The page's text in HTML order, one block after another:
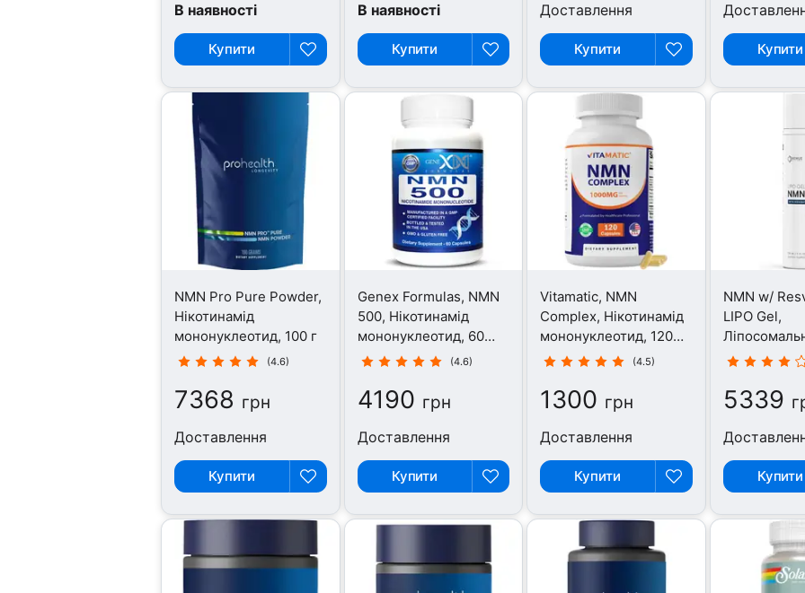
В наявності
Купити
В наявності
Купити
Доставлення
Купити Купити
NMN Pro Pure Powder,
Нікотинамід
мононуклеотид, 100 г
(4.6)
7368 грн
Доставлення
Купити
Genex Formulas, NMN
500, Нікотинамід
мононуклеотид, 60
капсул
(4.6)
4190 грн
Доставлення
Купити
Vitamatic, NMN
Complex, Нікотинамід
мононуклеотид, 120
капсул
(4.5)
1300 грн
Доставлення
Купити
NMN w/
LIPO Gel,
150 мл
5339
Купити